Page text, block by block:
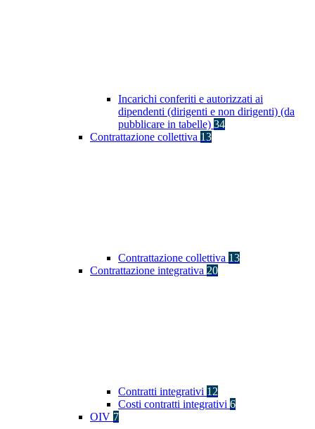
Incarichi conferiti e autorizzati ai
dipendenti (dirigenti e non dirigenti) (da
pubblicare in tabelle) 34
Contrattazione collettiva 13
Contrattazione collettiva 13
Contrattazione integrativa 20
Contratti integrativi 12
Costi contratti integrativi 6
OIV 7